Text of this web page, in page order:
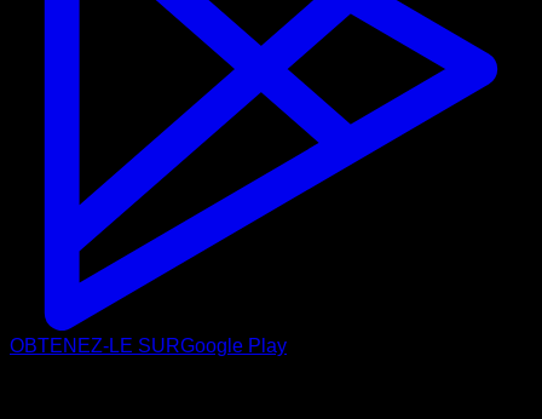
OBTENEZ-LE SURGoogle Play